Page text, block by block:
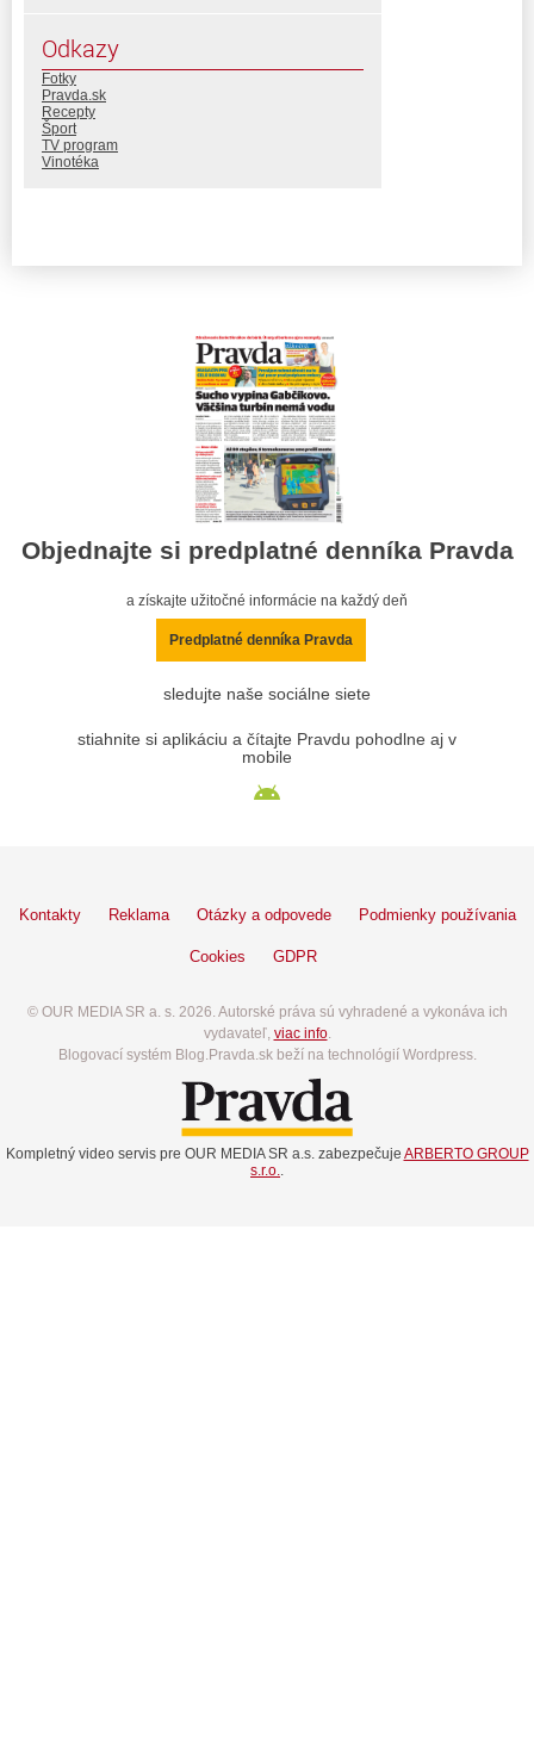
Odkazy
Fotky
Pravda.sk
Recepty
Šport
TV program
Vinotéka
Objednajte si predplatné denníka Pravda
a získajte užitočné informácie na každý deň
Predplatné denníka Pravda
sledujte naše sociálne siete
stiahnite si aplikáciu a čítajte Pravdu pohodlne aj v
mobile
Kontakty Reklama Otázky a odpovede Podmienky používania
Cookies GDPR
© OUR MEDIA SR a. s. 2026. Autorské práva sú vyhradené a vykonáva ich
vydavateľ, viac info.
Blogovací systém Blog.Pravda.sk beží na technológií Wordpress.
Kompletný video servis pre OUR MEDIA SR a.s. zabezpečuje ARBERTO GROUP
s.r.o.